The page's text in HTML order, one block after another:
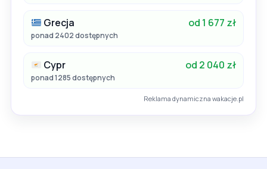
Grecja od 1 677 zł
ponad 2402 dostępnych
Cypr od 2 040 zł
ponad 1285 dostępnych
Reklama dynamiczna wakacje.pl